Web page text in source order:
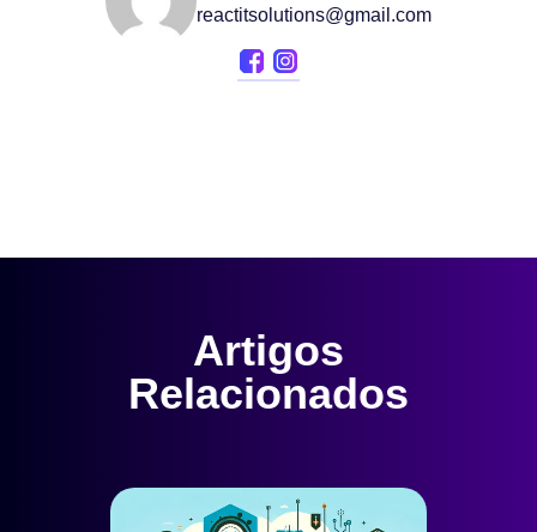
reactitsolutions@gmail.com
Artigos
Relacionados